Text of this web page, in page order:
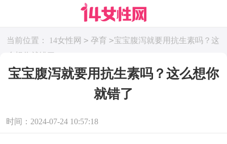
当前位置： 14女性网 > 孕育 >宝宝腹泻就要用抗生素吗？这
么想你就错了
宝宝腹泻就要用抗生素吗？这么想你
就错了
时间：2024-07-24 10:57:18